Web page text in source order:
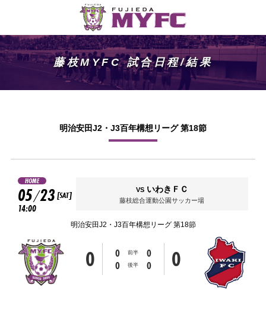
藤枝MYFC 試合日程/結果
明治安田J2・J3百年構想リーグ 第18節
05/23 [SAT]
14:00
HOME
VSいわきＦＣ
藤枝総合運動公園サッカー場
明治安田J2・J3百年構想リーグ 第18節
0 0 前半
0
0
後半 0 0